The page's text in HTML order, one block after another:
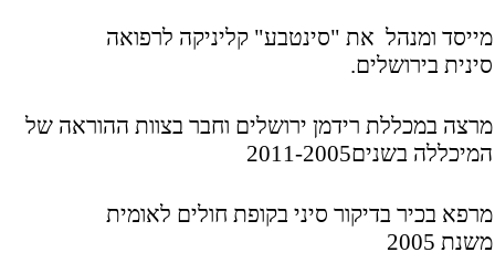
מייסד ומנהל את "סינטבע" קליניקה לרפואה
סינית בירושלים.
מרצה במכללת רידמן ירושלים וחבר בצוות ההוראה של
המיכללה בשנים2011-2005
מרפא בכיר בדיקור סיני בקופת חולים לאומית
משנת 2005